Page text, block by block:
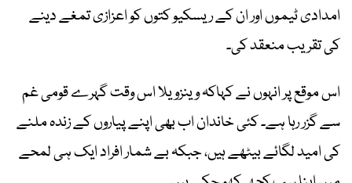
امدادی ٹیموں اور ان کے ریسکیو کتوں کو اعزازی تمغے دینے
کی تقریب منعقد کی۔
اس موقع پر انہوں نے کہاکہ وینزویلا اس وقت گہرے قومی غم
سے گزر رہا ہے۔ کئی خاندان اب بھی اپنے پیاروں کے زندہ ملنے
کی امید لگائے بیٹھے ہیں، جبکہ بے شمار افراد ایک ہی لمحے